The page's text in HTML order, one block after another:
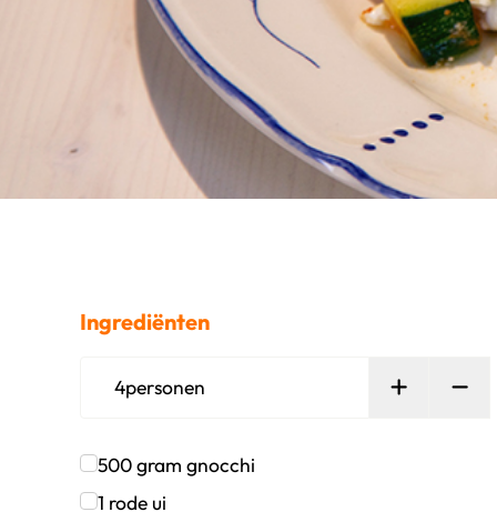
Ingrediënten
4personen Persoon
500gram gnocchi
Klik om dit selectievakje aan te vinken
1 rode ui